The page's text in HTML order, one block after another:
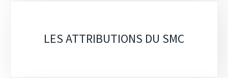
LES ATTRIBUTIONS DU SMC